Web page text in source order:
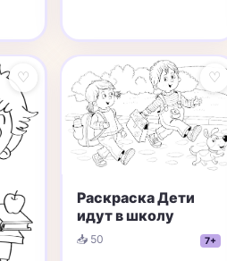
♡ ♡
Раскраска Дети
идут в школу
📥 50 7+